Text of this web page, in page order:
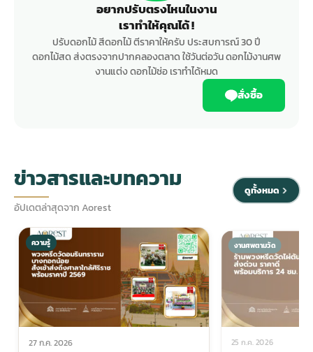
อยากปรับตรงไหนในงาน
เราทำให้คุณได้ !
ปรับดอกไม้ สีดอกไม้ ตีราคาให้ครับ ประสบการณ์ 30 ปี
ดอกไม้สด ส่งตรงจากปากคลองตลาด ใช้วันต่อวัน ดอกไม้งานศพ
งานแต่ง ดอกไม้ช่อ เราทำได้หมด
สั่งซื้อ
ข่าวสารและบทความ
อัปเดตล่าสุดจาก Aorest
ดูทั้งหมด
ความรู้
27 ก.ค. 2026
งานศพตามวัด
25 ก.ค. 2026